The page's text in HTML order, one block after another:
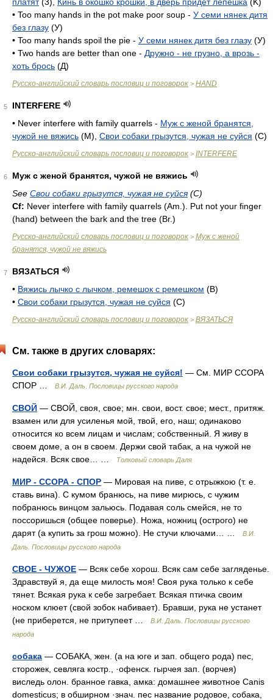
• Too many hands in the pot make poor soup - У семи нянек дитя
без глазу (У)
• Too many hands spoil the pie - У семи нянек дитя без глазу (У)
• Two hands are better than one - Дружно - не грузно, а врозь -
хоть брось (Д)
Русско-английский словарь пословиц и поговорок > HAND
5
INTERFERE
• Never interfere with family quarrels - Муж с женой бранятся,
чужой не вяжись (M), Свои собаки грызутся, чужая не суйся (C)
Русско-английский словарь пословиц и поговорок > INTERFERE
6
Муж с женой бранятся, чужой не вяжись
See Свои собаки грызутся, чужая не суйся(С)
Cf: Never interfere with family quarrels (Am. ). Put not your finger
(hand) between the bark and the tree (Br.)
Русско-английский словарь пословиц и поговорок > Муж с женой
бранятся, чужой не вяжись
7
ВЯЗАТЬСЯ
• Вяжись лычко с лычком, ремешок с ремешком (В)
• Свои собаки грызутся, чужая не суйся (С)
Русско-английский словарь пословиц и поговорок > ВЯЗАТЬСЯ
См. также в других словарях:
Свои собаки грызутся, чужая не суйся! — См. МИР ССОРА
СПОР …
В.И. Даль. Пословицы русского народа
СВОЙ — СВОЙ, своя, свое; мн. свои, вост. свое; мест., притяж.
взамен или для усиленья мой, твой, его, наш; одинаково
относится ко всем лицам и числам; собственный. Я живу в
своем доме, а он в своем. Держи свой табак, а на чужой не
надейся. Всяк свое… …
Толковый словарь Даля
МИР - ССОРА - СПОР — Мировая на пиве, с отрыжкою (т. е.
ставь вина). С кумом бранюсь, на пиве мирюсь, с чужим
побранюсь винцом зальюсь. Подавая соль смейся, не то
поссоришься (общее поверье). Ножа, ножниц (острого) не
дарят (а купить за грош можно). Не стучи ключами… …
В.И.
Даль. Пословицы русского народа
СВОЕ - ЧУЖОЕ — Всяк себе хорош. Всяк сам себе загляденье.
Здравствуй я, да еще милость моя! Своя рука только к себе
тянет. Всякая рука к себе загребает. Всякая птичка своим
носком клюет (свой зобок набивает). Бравши, рука не устанет
(не приберется, не притупеет …
В.И. Даль. Пословицы русского
народа
собака — СОБАКА, жен. (а на юге и зап. общего рода) пес,
сторожек, севляга костр., ·офенск. гырчея зап. (ворчея)
виследь олон. бранное гавка, амка: домашнее животное Canis
domesticus; в обширном ·знач. пес название родовое, собака,